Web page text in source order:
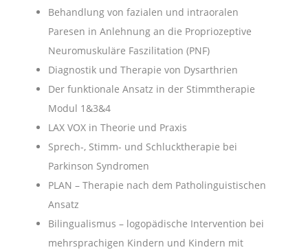
Behandlung von fazialen und intraoralen
Paresen in Anlehnung an die Propriozeptive
Neuromuskuläre Faszilitation (PNF)
Diagnostik und Therapie von Dysarthrien
Der funktionale Ansatz in der Stimmtherapie
Modul 1&3&4
LAX VOX in Theorie und Praxis
Sprech-, Stimm- und Schlucktherapie bei
Parkinson Syndromen
PLAN – Therapie nach dem Patholinguistischen
Ansatz
Bilingualismus – logopädische Intervention bei
mehrsprachigen Kindern und Kindern mit